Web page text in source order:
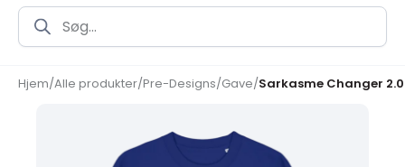
Products
search
Hjem/Alle produkter/Pre-Designs/Gave/Sarkasme Changer 2.0